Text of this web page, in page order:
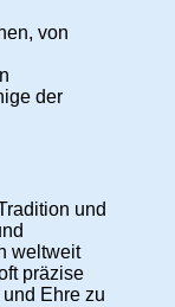
von
der
und
weltweit
präzise
Ehre zu